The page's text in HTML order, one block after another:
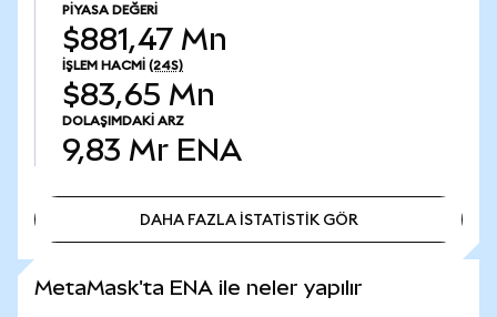
PIYASA DEĞERI
$881,47 Mn
İŞLEM HACMI (24S)
$83,65 Mn
DOLAŞIMDAKI ARZ
9,83 Mr ENA
DAHA FAZLA İSTATİSTİK GÖR
MetaMask'ta ENA ile neler yapılır